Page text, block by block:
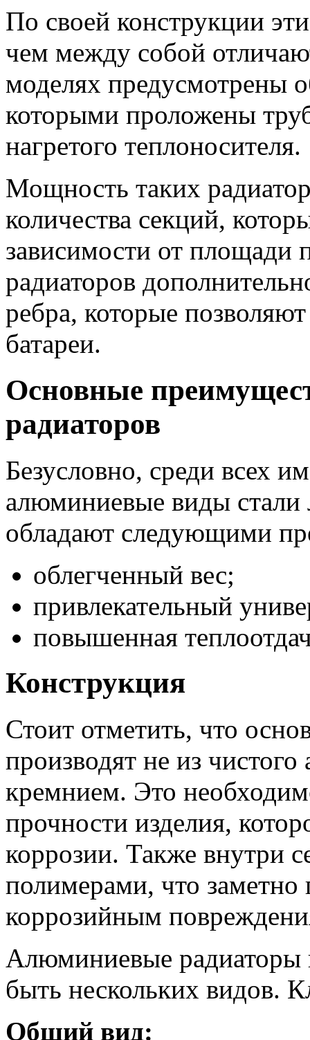
По своей конструкции
чем между собой
моделях предусмотрены
которыми проложены
нагретого теплоносителя.
Мощность таких
количества секций,
зависимости от площади
радиаторов
ребра, которые
батареи.
Основные
радиаторов
Безусловно, среди всех
алюминиевые виды стали
обладают следующими
облегченный вес;
привлекательный
повышенная
Конструкция
Стоит отметить, что
производят не из
кремнием. Это
прочности изделия,
коррозии. Также внутри
полимерами, что
коррозийным
Алюминиевые радиаторы
быть нескольких видов.
Общий вид: